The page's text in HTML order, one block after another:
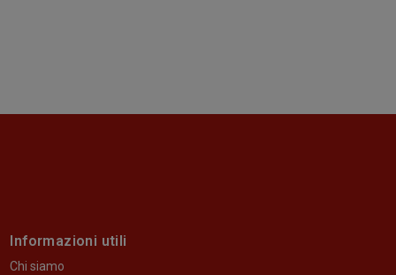
Informazioni utili
Chi siamo